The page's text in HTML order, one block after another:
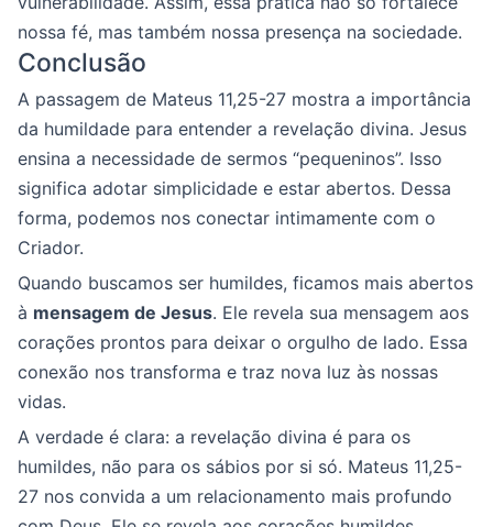
nossa fé, mas também nossa presença na sociedade.
Conclusão
A passagem de Mateus 11,25-27 mostra a importância
da humildade para entender a revelação divina. Jesus
ensina a necessidade de sermos “pequeninos”. Isso
significa adotar simplicidade e estar abertos. Dessa
forma, podemos nos conectar intimamente com o
Criador.
Quando buscamos ser humildes, ficamos mais abertos
à mensagem de Jesus. Ele revela sua mensagem aos
corações prontos para deixar o orgulho de lado. Essa
conexão nos transforma e traz nova luz às nossas
vidas.
A verdade é clara: a revelação divina é para os
humildes, não para os sábios por si só. Mateus 11,25-
27 nos convida a um relacionamento mais profundo